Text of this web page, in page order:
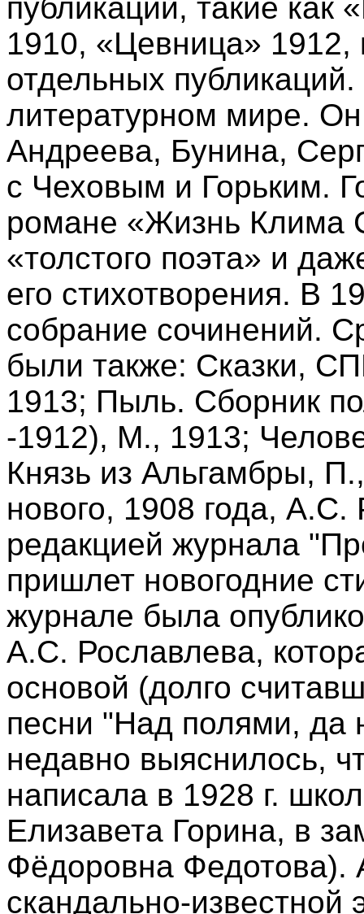
публикаций, такие как
1910, «Цевница» 1912,
отдельных
литературном мире.
Андреева, Бунина,
с Чеховым и Горьким.
романе «Жизнь Клима
«толстого поэта» и
его стихотворения. В
собрание сочинений.
были также: Сказки,
1913; Пыль. Сборник
-1912), М., 1913;
Князь из Альгамбры,
нового, 1908 года, А.С.
редакцией журнала
пришлет новогодние
журнале была
А.С. Рославлева,
основой (долго
песни "Над полями, да
недавно выяснилось,
написала в 1928 г.
Елизавета Горина, в
Фёдоровна Федотова).
скандально-